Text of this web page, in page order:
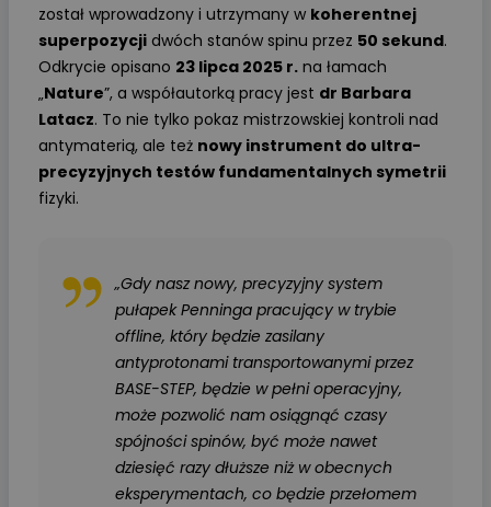
został wprowadzony i utrzymany w koherentnej
superpozycji dwóch stanów spinu przez 50 sekund.
Odkrycie opisano 23 lipca 2025 r. na łamach
„Nature”, a współautorką pracy jest dr Barbara
Latacz. To nie tylko pokaz mistrzowskiej kontroli nad
antymaterią, ale też nowy instrument do ultra-
precyzyjnych testów fundamentalnych symetrii
fizyki.
„Gdy nasz nowy, precyzyjny system
pułapek Penninga pracujący w trybie
offline, który będzie zasilany
antyprotonami transportowanymi przez
BASE-STEP, będzie w pełni operacyjny,
może pozwolić nam osiągnąć czasy
spójności spinów, być może nawet
dziesięć razy dłuższe niż w obecnych
eksperymentach, co będzie przełomem